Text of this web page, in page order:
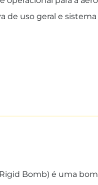
de uso geral e
Bomb) é uma